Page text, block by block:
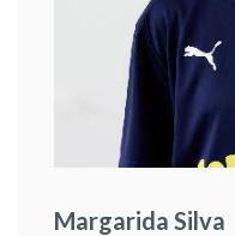
Margarida Silva